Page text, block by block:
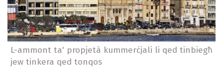
L-ammont ta' propjetà kummerċjali li qed tinbiegħ
jew tinkera qed tonqos